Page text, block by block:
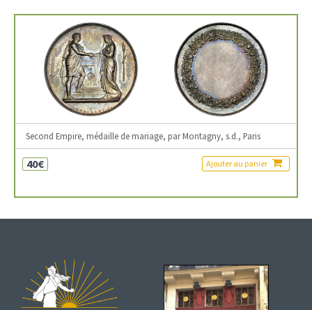
Second Empire, médaille de mariage, par Montagny, s.d., Paris
40€ Ajouter au panier